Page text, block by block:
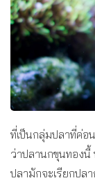
ที่เป็นกลุ่มปลาที่ค่อ
ว่าปลานกขุนทองนี้
ปลามักจะเรียกปล